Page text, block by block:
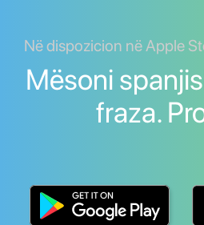
Në dispozicion në Apple
Mësoni
fraza.